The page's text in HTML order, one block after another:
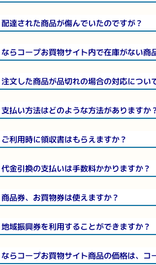
配達された商品が傷んでいたのですが？
ならコープお買物サイト内で在庫がない商
注文した商品が品切れの場合の対応につい
支払い方法はどのような方法がありますか
ご利用時に領収書はもらえますか？
代金引換の支払いは手数料かかりますか？
商品券、お買物券は使えますか？
地域振興券を利用することができますか？
ならコープお買物サイト商品の価格は、コ